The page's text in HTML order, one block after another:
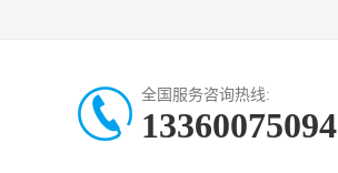
全国服务咨询热线:
13360075094